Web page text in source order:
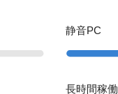
静音PC
長時間稼働